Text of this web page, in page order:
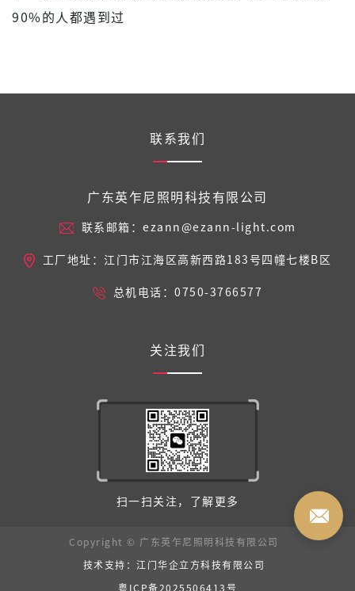
90%的人都遇到过
联系我们
广东英乍尼照明科技有限公司
联系邮箱：ezann@ezann-light.com
工厂地址：江门市江海区高新西路183号四幢七楼B区
总机电话：0750-3766577
关注我们
扫一扫关注，了解更多
Copyright © 广东英乍尼照明科技有限公司
技术支持：江门华企立方科技有限公司
粤ICP备2025506413号